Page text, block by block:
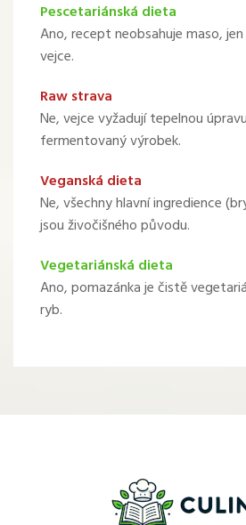
Pescetariánská dieta
Ano, recept neobsahuje maso,
vejce.
Raw strava
Ne, vejce vyžadují tepelnou
fermentovaný výrobek.
Veganská dieta
Ne, všechny hlavní ingredience
jsou živočišného původu.
Vegetariánská dieta
Ano, pomazánka je čistě
ryb.